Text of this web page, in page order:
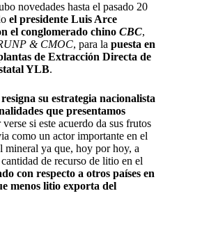
novedades hasta el pasado 20
el presidente Luis Arce
el conglomerado chino CBC,
& CMOC, para la puesta en
de Extracción Directa de
YLB.
su estrategia nacionalista
que presentamos
si este acuerdo da sus frutos
como un actor importante en el
mineral ya que, hoy por hoy, a
de recurso de litio en el
con respecto a otros países en
menos litio exporta del